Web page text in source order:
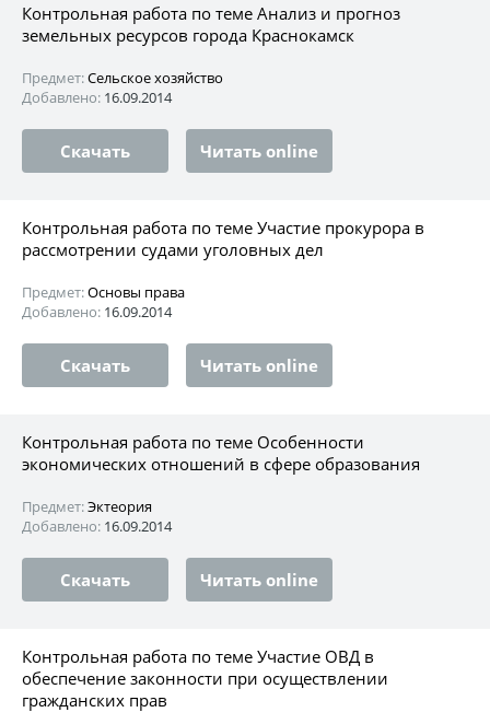
Контрольная работа по теме Анализ и прогноз
земельных ресурсов города Краснокамск
Предмет:Сельское хозяйство
Добавлено: 16.09.2014
Скачать Читать online
Контрольная работа по теме Участие прокурора в
рассмотрении судами уголовных дел
Предмет:Основы права
Добавлено: 16.09.2014
Скачать Читать online
Контрольная работа по теме Особенности
экономических отношений в сфере образования
Предмет:Эктеория
Добавлено: 16.09.2014
Скачать Читать online
Контрольная работа по теме Участие ОВД в
обеспечение законности при осуществлении
гражданских прав